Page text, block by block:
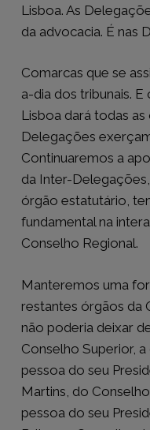
Lisboa. As
da advocacia. É nas
Comarcas que se
a-dia dos tribunais.
Lisboa dará todas
Delegações
Continuaremos a
da Inter-
órgão estatutário,
fundamental na
Conselho Regional.
Manteremos uma
restantes órgãos da
não poderia deixar
Conselho Superior,
pessoa do seu
Martins, do
pessoa do seu